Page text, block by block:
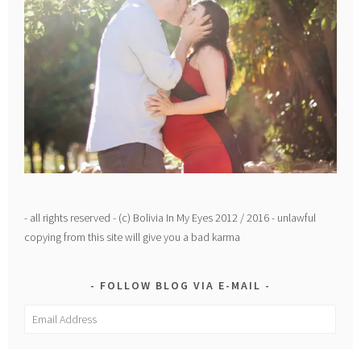
- all rights reserved - (c) Bolivia In My Eyes 2012 / 2016 - unlawful
copying from this site will give you a bad karma
FOLLOW BLOG VIA E-MAIL
Email